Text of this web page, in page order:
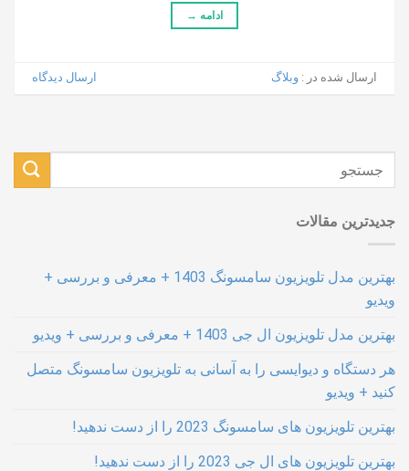
ادامه →
ارسال شده در :وبلاگ ارسال دیدگاه
جدیدترین مقالات
بهترین مدل تلویزیون سامسونگ 1403 + معرفی و بررسی +
ویدیو
بهترین مدل تلویزیون ال جی 1403 + معرفی و بررسی + ویدیو
هر دستگاه و دیوایسی را به آسانی به تلویزیون سامسونگ متصل
کنید + ویدیو
بهترین تلویزیون های سامسونگ 2023 را از دست ندهید!
بهترین تلویزیون های ال جی 2023 را از دست ندهید!